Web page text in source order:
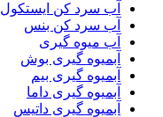
آب سرد کن ایستکول
آب سرد کن بنس
آب میوه گیری
آبمیوه گیری بوش
آبمیوه گیری بیم
آبمیوه گیری داما
آبمیوه گیری داتیس